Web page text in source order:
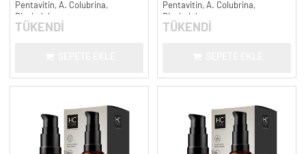
Pentavitin, A. Colubrina,
Bisabolol
TÜKENDİ
Pentavitin, A. Colubrina,
Bisabolol
TÜKENDİ